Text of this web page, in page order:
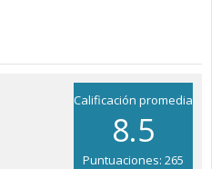
Calificación promedia
8.5
Puntuaciones: 265